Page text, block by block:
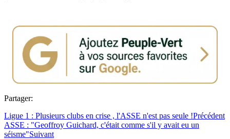
Partager:
Ligue 1 : Plusieurs clubs en crise , l'ASSE n'est pas seule !Précédent
ASSE : "Geoffroy Guichard, c'était comme s'il y avait eu un
séisme"Suivant